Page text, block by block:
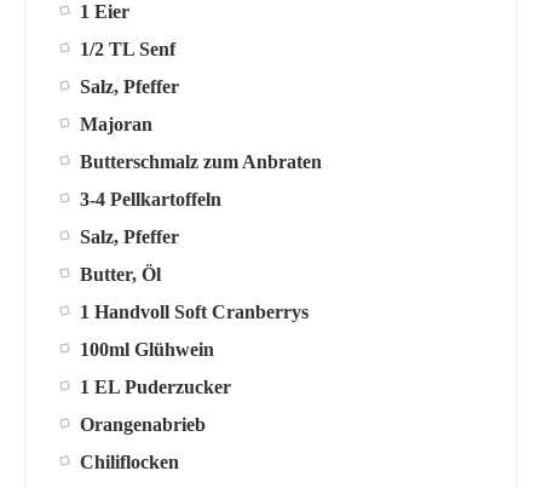
1 Eier
1/2 TL Senf
Salz, Pfeffer
Majoran
Butterschmalz zum Anbraten
3-4 Pellkartoffeln
Salz, Pfeffer
Butter, Öl
1 Handvoll Soft Cranberrys
100ml Glühwein
1 EL Puderzucker
Orangenabrieb
Chiliflocken